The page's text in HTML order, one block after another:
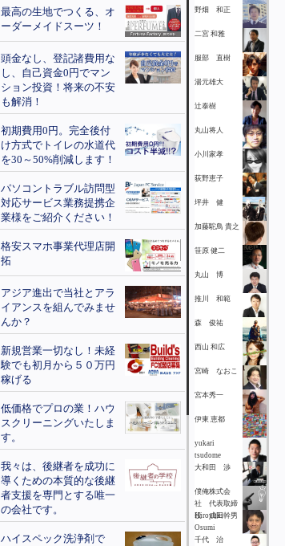
最高の生地でつくる、オ
ーダーメイドスーツ！
頭金なし、登記諸費用な
し、自己資金0円でマン
ション投資！将来の不安
も解消！
初期費用0円。完全後付
け方式でトイレの水道代
を30～50%削減します！
パソコントラブル訪問型
対応サービス業務提携企
業様をご紹介ください！
格安スマホ事業代理店開
拓
アジア進出で当社とアラ
イアンスを組んでみませ
んか？
新規営業一切なし！未経
験でも初月から５０万円
稼げる
低価格でプロの業！ハウ
スクリーニングいたしま
す。
我々は、後継者を成功に
導くための本質的な後継
者支援を専門とする唯一
の会社です。
ハイスペック洗浄剤で
野畑 和正
二宮 和雅
服部 直樹
湯元雄大
辻泰樹
丸山将人
小川家孝
荻野恵子
坪井 健
加藤駝鳥 貴之
笹原 健二
丸山 博
推川 和範
森 俊祐
西山 和広
宮崎 なおこ
宮本秀一
伊東 恵都
yukari
tsudome
大和田 渉
僕俺株式会
社 代表取締
役 成田幹男
Hiroyuki
Osumi
千代 治